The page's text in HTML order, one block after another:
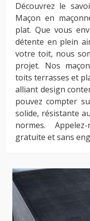
Découvrez le
Maçon en
plat. Que vous
détente en plein
votre toit, nous
projet. Nos
toits terrasses et
alliant design
pouvez compter
solide, résistante
normes.
gratuite et sans